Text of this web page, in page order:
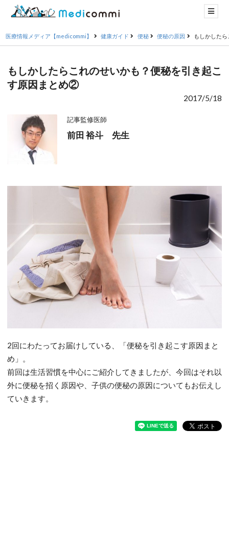
医療情報メディア【medicommi】 健康ガイド 便秘 便秘の原因 もしかした
もしかしたらこれのせいかも？便秘を引き起こ
す原因まとめ②
2017/5/18
記事監修医師
前田 裕斗 先生
2回にわたってお届けしている、「便秘を引き起こす原因まと
め」。
前回は生活習慣を中心にご紹介してきましたが、今回はそれ以
外に便秘を招く原因や、子供の便秘の原因についてもお伝えし
ていきます。